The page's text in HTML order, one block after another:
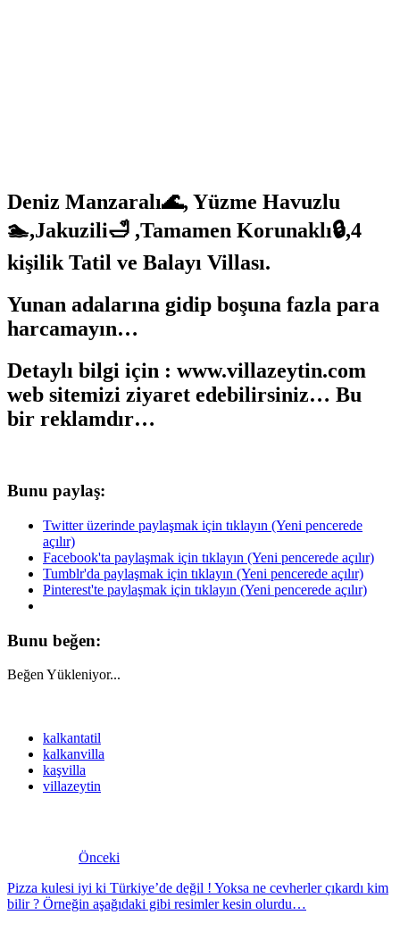
Deniz Manzaralı🌊, Yüzme Havuzlu
🏊,Jakuzili🛁 ,Tamamen Korunaklı🔒,4
kişilik Tatil ve Balayı Villası.
Yunan adalarına gidip boşuna fazla para
harcamayın…
Detaylı bilgi için : www.villazeytin.com
web sitemizi ziyaret edebilirsiniz… Bu
bir reklamdır…
Bunu paylaş:
Twitter üzerinde paylaşmak için tıklayın (Yeni pencerede
açılır)
Facebook'ta paylaşmak için tıklayın (Yeni pencerede açılır)
Tumblr'da paylaşmak için tıklayın (Yeni pencerede açılır)
Pinterest'te paylaşmak için tıklayın (Yeni pencerede açılır)
Bunu beğen:
Beğen Yükleniyor...
kalkantatil
kalkanvilla
kaşvilla
villazeytin
Önceki
Pizza kulesi iyi ki Türkiye’de değil ! Yoksa ne cevherler çıkardı kim
bilir ? Örneğin aşağıdaki gibi resimler kesin olurdu…